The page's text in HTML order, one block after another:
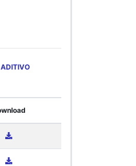
ADITIVO